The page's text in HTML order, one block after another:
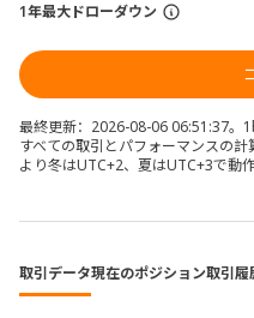
1年最大ドローダウン
最終更新：2026-08-06 06:51:37。1
すべての取引とパフォーマンスの
より冬はUTC+2、夏はUTC+3で動作
取引データ現在のポジション取引履